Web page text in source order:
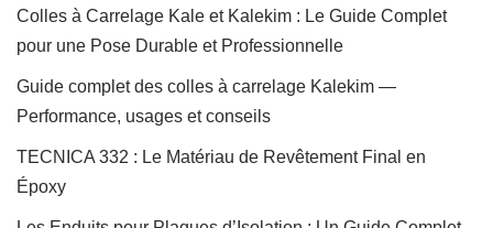
Colles à Carrelage Kale et Kalekim : Le Guide Complet
pour une Pose Durable et Professionnelle
Guide complet des colles à carrelage Kalekim —
Performance, usages et conseils
TECNICA 332 : Le Matériau de Revêtement Final en
Époxy